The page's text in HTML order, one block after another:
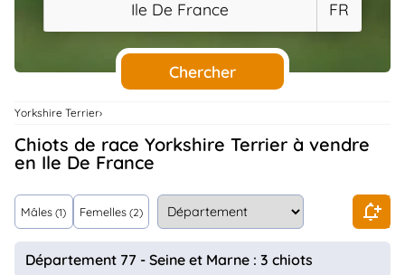
Étalons
Chiens
Services
..
Assurances
Ile De France FR
Chercher
Yorkshire Terrier
Chiots de race Yorkshire Terrier à vendre
en Ile De France
Mâles (1) Femelles (2)
Département 77 - Seine et Marne : 3 chiots